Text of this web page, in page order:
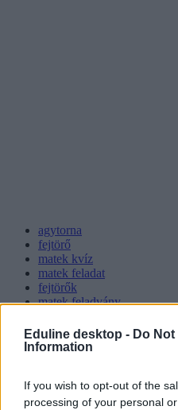
Eduline desktop - Do
Information
If you wish to opt-out of the
processing of your personal
agytorna
fejtörő
matek kvíz
matek feladat
fejtörők
matek feladvány